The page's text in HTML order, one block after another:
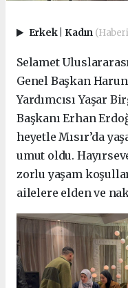
Erkek Kadın
Selamet
Genel Başkan
Yardımcısı Yaşar
Başkanı Erhan
heyetle Mısır’da
umut oldu.
zorlu yaşam
ailelere elden ve